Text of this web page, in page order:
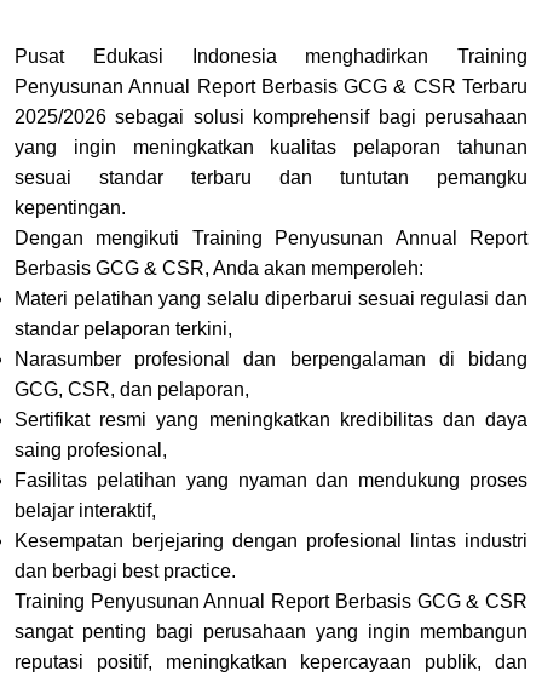
Pusat Edukasi Indonesia menghadirkan Training
Penyusunan Annual Report Berbasis GCG & CSR Terbaru
2025/2026 sebagai solusi komprehensif bagi perusahaan
yang ingin meningkatkan kualitas pelaporan tahunan
sesuai standar terbaru dan tuntutan pemangku
kepentingan.
Dengan mengikuti Training Penyusunan Annual Report
Berbasis GCG & CSR, Anda akan memperoleh:
Materi pelatihan yang selalu diperbarui sesuai regulasi dan
standar pelaporan terkini,
Narasumber profesional dan berpengalaman di bidang
GCG, CSR, dan pelaporan,
Sertifikat resmi yang meningkatkan kredibilitas dan daya
saing profesional,
Fasilitas pelatihan yang nyaman dan mendukung proses
belajar interaktif,
Kesempatan berjejaring dengan profesional lintas industri
dan berbagi best practice.
Training Penyusunan Annual Report Berbasis GCG & CSR
sangat penting bagi perusahaan yang ingin membangun
reputasi positif, meningkatkan kepercayaan publik, dan